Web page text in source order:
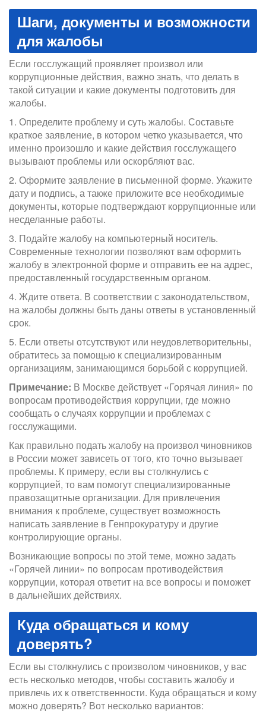
Шаги, документы и возможности
для жалобы
Если госслужащий проявляет произвол или
коррупционные действия, важно знать, что делать в
такой ситуации и какие документы подготовить для
жалобы.
1. Определите проблему и суть жалобы. Составьте
краткое заявление, в котором четко указывается, что
именно произошло и какие действия госслужащего
вызывают проблемы или оскорбляют вас.
2. Оформите заявление в письменной форме. Укажите
дату и подпись, а также приложите все необходимые
документы, которые подтверждают коррупционные или
несделанные работы.
3. Подайте жалобу на компьютерный носитель.
Современные технологии позволяют вам оформить
жалобу в электронной форме и отправить ее на адрес,
предоставленный государственным органом.
4. Ждите ответа. В соответствии с законодательством,
на жалобы должны быть даны ответы в установленный
срок.
5. Если ответы отсутствуют или неудовлетворительны,
обратитесь за помощью к специализированным
организациям, занимающимся борьбой с коррупцией.
Примечание: В Москве действует «Горячая линия» по
вопросам противодействия коррупции, где можно
сообщать о случаях коррупции и проблемах с
госслужащими.
Как правильно подать жалобу на произвол чиновников
в России может зависеть от того, кто точно вызывает
проблемы. К примеру, если вы столкнулись с
коррупцией, то вам помогут специализированные
правозащитные организации. Для привлечения
внимания к проблеме, существует возможность
написать заявление в Генпрокуратуру и другие
контролирующие органы.
Возникающие вопросы по этой теме, можно задать
«Горячей линии» по вопросам противодействия
коррупции, которая ответит на все вопросы и поможет
в дальнейших действиях.
Куда обращаться и кому
доверять?
Если вы столкнулись с произволом чиновников, у вас
есть несколько методов, чтобы составить жалобу и
привлечь их к ответственности. Куда обращаться и кому
можно доверять? Вот несколько вариантов: